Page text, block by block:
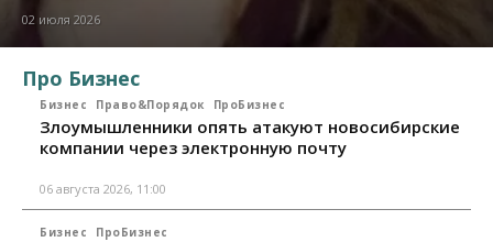
02 июля 2026
Про Бизнес
Бизнес Право&Порядок ПроБизнес
Злоумышленники опять атакуют новосибирские
компании через электронную почту
06 августа 2026, 11:00
Бизнес ПроБизнес